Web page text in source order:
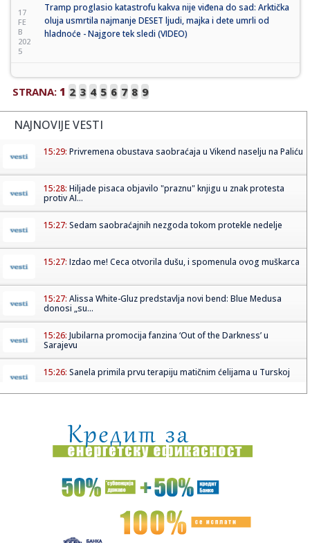
17
FE
B
202
5
Tramp proglasio katastrofu kakva nije viđena do sad: Arktička
oluja usmrtila najmanje DESET ljudi, majka i dete umrli od
hladnoće - Najgore tek sledi (VIDEO)
STRANA: 1 2 3 4 5 6 7 8 9
NAJNOVIJE VESTI
15:29: Privremena obustava saobraćaja u Vikend naselju na Paliću
15:28: Hiljade pisaca objavilo "praznu" knjigu u znak protesta
protiv AI...
15:27: Sedam saobraćajnih nezgoda tokom protekle nedelje
15:27: Izdao me! Ceca otvorila dušu, i spomenula ovog muškarca
15:27: Alissa White-Gluz predstavlja novi bend: Blue Medusa
donosi „su...
15:26: Jubilarna promocija fanzina ‘Out of the Darkness’ u
Sarajevu
15:26: Sanela primila prvu terapiju matičnim ćelijama u Turskoj
15:23:Nije tajna da je problematična situacija: Blagojević
progovorio...
15:21:Grčevi u nogama čest problem u trudnoći - evo kako ih
ublažit...
Lažomer: Strategija "Srbija 2030" (VIDEO)